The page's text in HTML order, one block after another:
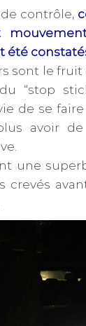
contrôle,
été
sont le fruit
“stop
de se
avoir
une
crevés